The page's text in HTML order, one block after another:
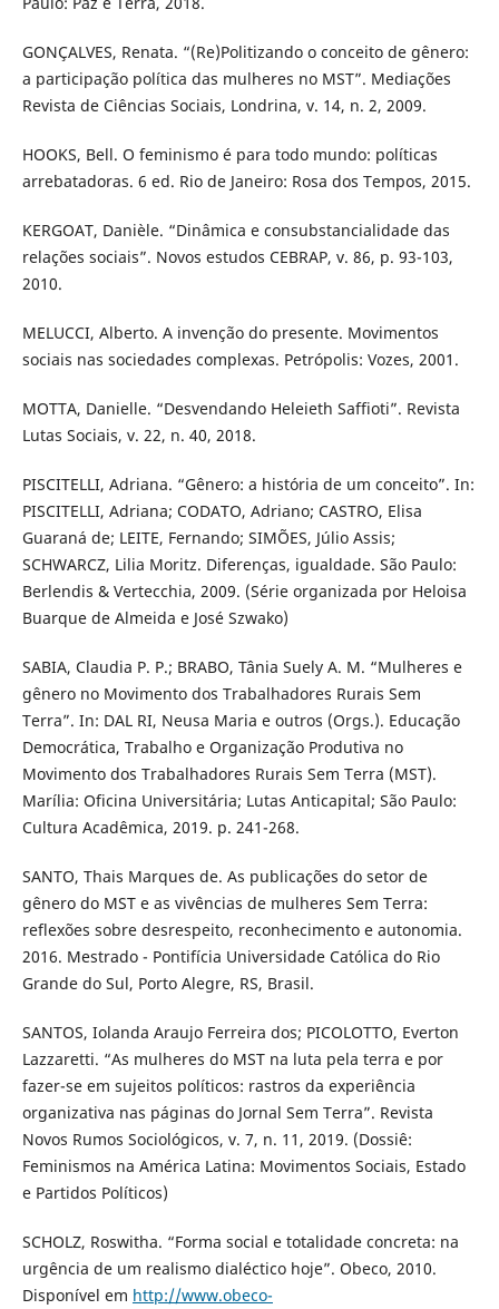
GONÇALVES, Renata. “(Re)Politizando o conceito de gênero:
a participação política das mulheres no MST”. Mediações
Revista de Ciências Sociais, Londrina, v. 14, n. 2, 2009.
HOOKS, Bell. O feminismo é para todo mundo: políticas
arrebatadoras. 6 ed. Rio de Janeiro: Rosa dos Tempos, 2015.
KERGOAT, Danièle. “Dinâmica e consubstancialidade das
relações sociais”. Novos estudos CEBRAP, v. 86, p. 93-103,
2010.
MELUCCI, Alberto. A invenção do presente. Movimentos
sociais nas sociedades complexas. Petrópolis: Vozes, 2001.
MOTTA, Danielle. “Desvendando Heleieth Saffioti”. Revista
Lutas Sociais, v. 22, n. 40, 2018.
PISCITELLI, Adriana. “Gênero: a história de um conceito”. In:
PISCITELLI, Adriana; CODATO, Adriano; CASTRO, Elisa
Guaraná de; LEITE, Fernando; SIMÕES, Júlio Assis;
SCHWARCZ, Lilia Moritz. Diferenças, igualdade. São Paulo:
Berlendis & Vertecchia, 2009. (Série organizada por Heloisa
Buarque de Almeida e José Szwako)
SABIA, Claudia P. P.; BRABO, Tânia Suely A. M. “Mulheres e
gênero no Movimento dos Trabalhadores Rurais Sem
Terra”. In: DAL RI, Neusa Maria e outros (Orgs.). Educação
Democrática, Trabalho e Organização Produtiva no
Movimento dos Trabalhadores Rurais Sem Terra (MST).
Marília: Oficina Universitária; Lutas Anticapital; São Paulo:
Cultura Acadêmica, 2019. p. 241-268.
SANTO, Thais Marques de. As publicações do setor de
gênero do MST e as vivências de mulheres Sem Terra:
reflexões sobre desrespeito, reconhecimento e autonomia.
2016. Mestrado - Pontifícia Universidade Católica do Rio
Grande do Sul, Porto Alegre, RS, Brasil.
SANTOS, Iolanda Araujo Ferreira dos; PICOLOTTO, Everton
Lazzaretti. “As mulheres do MST na luta pela terra e por
fazer-se em sujeitos políticos: rastros da experiência
organizativa nas páginas do Jornal Sem Terra”. Revista
Novos Rumos Sociológicos, v. 7, n. 11, 2019. (Dossiê:
Feminismos na América Latina: Movimentos Sociais, Estado
e Partidos Políticos)
SCHOLZ, Roswitha. “Forma social e totalidade concreta: na
urgência de um realismo dialéctico hoje”. Obeco, 2010.
Disponível em http://www.obeco-